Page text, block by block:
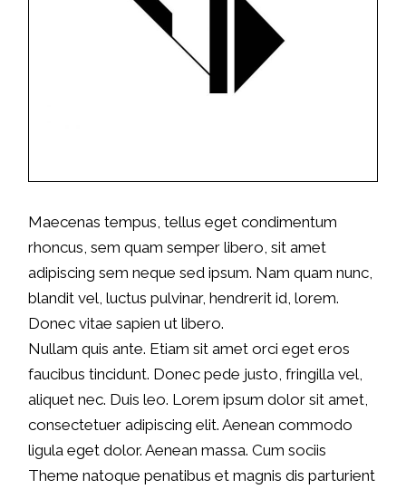
Maecenas tempus, tellus eget condimentum
rhoncus, sem quam semper libero, sit amet
adipiscing sem neque sed ipsum. Nam quam nunc,
blandit vel, luctus pulvinar, hendrerit id, lorem.
Donec vitae sapien ut libero.
Nullam quis ante. Etiam sit amet orci eget eros
faucibus tincidunt. Donec pede justo, fringilla vel,
aliquet nec. Duis leo. Lorem ipsum dolor sit amet,
consectetuer adipiscing elit. Aenean commodo
ligula eget dolor. Aenean massa. Cum sociis
Theme natoque penatibus et magnis dis parturient